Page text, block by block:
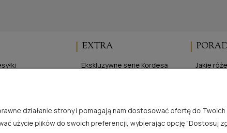
EXTRA
Ekskluzywne serie Kordesa
Jakie
Zasady
działanie strony i pomagają nam dostosować ofertę do
użycie plików do swoich preferencji, wybierając opcję "Dostosuj